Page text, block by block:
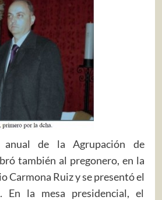
anual de la Agrupación de
también al pregonero, en la
Carmona Ruiz y se presentó el
En la mesa presidencial, el